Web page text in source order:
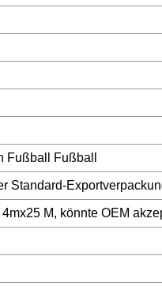
Fußball Fußball
Standard-
M, könnte OEM